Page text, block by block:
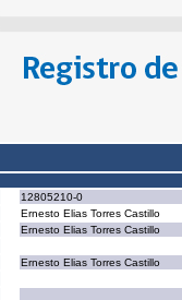
12805210-0
Ernesto Elias Torres Castillo
Ernesto Elias Torres Castillo
Ernesto Elias Torres Castillo